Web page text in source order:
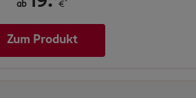
ab €*
Zum Produkt